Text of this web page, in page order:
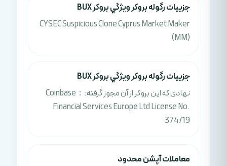
جزييات رگوله بروکر ويژگي بروکر BUX
CYSEC Suspicious Clone Cyprus Market Maker
(MM)
جزييات رگوله بروکر ويژگي بروکر BUX
نهادی که این بروکر از آن مجوز گرفته:：Coinbase
Financial Services Europe Ltd License No.
374/19
معاملات آپشن محدود